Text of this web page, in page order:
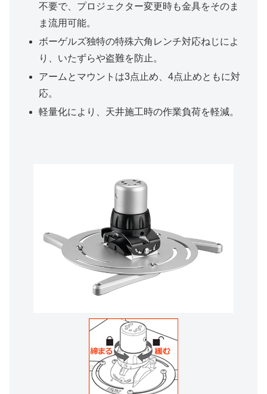
不要で、プロジェクター変更時も金具をそのま
ま流用可能。
ボーゲルズ独特の特殊六角レンチ対応ねじによ
り、いたずらや盗難を防止。
アームとマウントは3点止め、4点止めともに対
応。
軽量化により、天井施工時の作業負荷を軽減。